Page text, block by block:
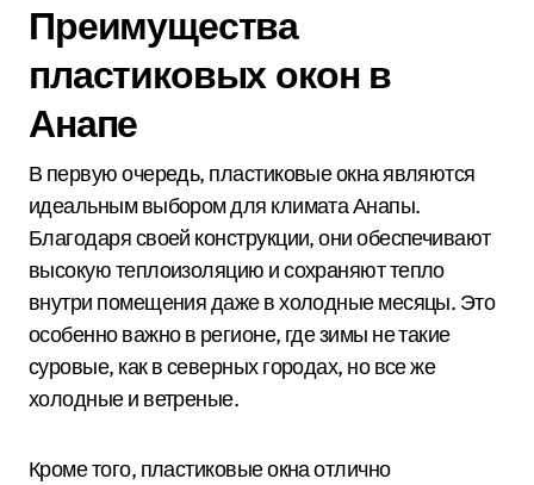
Преимущества
пластиковых окон в
Анапе
В первую очередь, пластиковые окна являются
идеальным выбором для климата Анапы.
Благодаря своей конструкции, они обеспечивают
высокую теплоизоляцию и сохраняют тепло
внутри помещения даже в холодные месяцы. Это
особенно важно в регионе, где зимы не такие
суровые, как в северных городах, но все же
холодные и ветреные.
Кроме того, пластиковые окна отлично